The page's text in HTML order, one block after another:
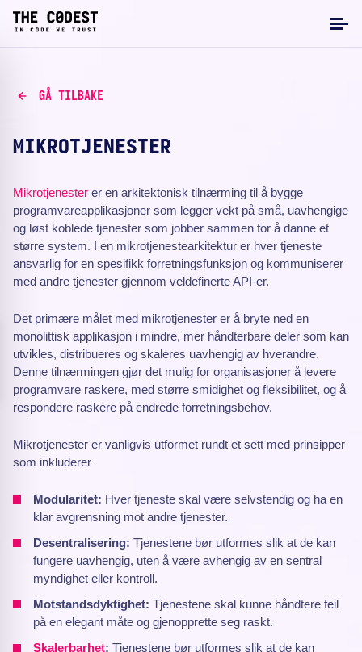
GÅ TILBAKE
MIKROTJENESTER
Mikrotjenester er en arkitektonisk tilnærming til å bygge
programvareapplikasjoner som legger vekt på små, uavhengige
og løst koblede tjenester som jobber sammen for å danne et
større system. I en mikrotjenestearkitektur er hver tjeneste
ansvarlig for en spesifikk forretningsfunksjon og kommuniserer
med andre tjenester gjennom veldefinerte API-er.
Det primære målet med mikrotjenester er å bryte ned en
monolittisk applikasjon i mindre, mer håndterbare deler som kan
utvikles, distribueres og skaleres uavhengig av hverandre.
Denne tilnærmingen gjør det mulig for organisasjoner å levere
programvare raskere, med større smidighet og fleksibilitet, og å
respondere raskere på endrede forretningsbehov.
Mikrotjenester er vanligvis utformet rundt et sett med prinsipper
som inkluderer
Modularitet: Hver tjeneste skal være selvstendig og ha en
klar avgrensning mot andre tjenester.
Desentralisering: Tjenestene bør utformes slik at de kan
fungere uavhengig, uten å være avhengig av en sentral
myndighet eller kontroll.
Motstandsdyktighet: Tjenestene skal kunne håndtere feil
på en elegant måte og gjenopprette seg raskt.
Skalerbarhet: Tjenestene bør utformes slik at de kan